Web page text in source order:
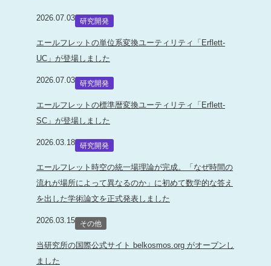
2026.07.03 研究開発
エールフレットの単位系変換ユーティリティ「Erflett-
UC」が登場しました
2026.07.03 研究開発
エールフレットの標準暦変換ユーティリティ「Erflett-
SC」が登場しました
2026.03.18 研究開発
エールフレット時空の統一場理論が完成。「なぜ時間の
流れが場所によって異なるのか」に初めて数学的な答え
を出した学術論文を正式発表しました
2026.03.15 その他
当研究所の国際公式サイト belkosmos.org がオープンし
ました